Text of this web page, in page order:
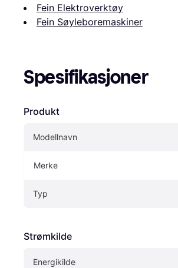
Fein Elektroverktøy
Fein Søyleboremaskiner
Spesifikasjoner
Produkt
Modellnavn
Merke
Typ
Strømkilde
Energikilde